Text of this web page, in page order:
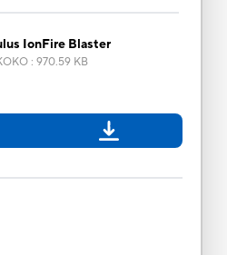
IonFire Blaster
: 970.59 KB